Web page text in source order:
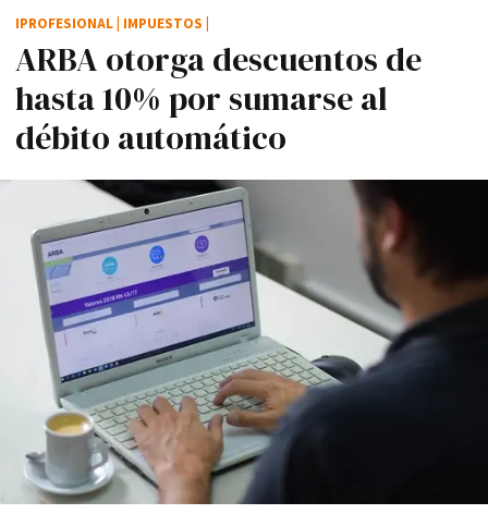
ARBA otorga descuentos de
hasta 10% por sumarse al
débito automático
IPROFESIONAL IMPUESTOS